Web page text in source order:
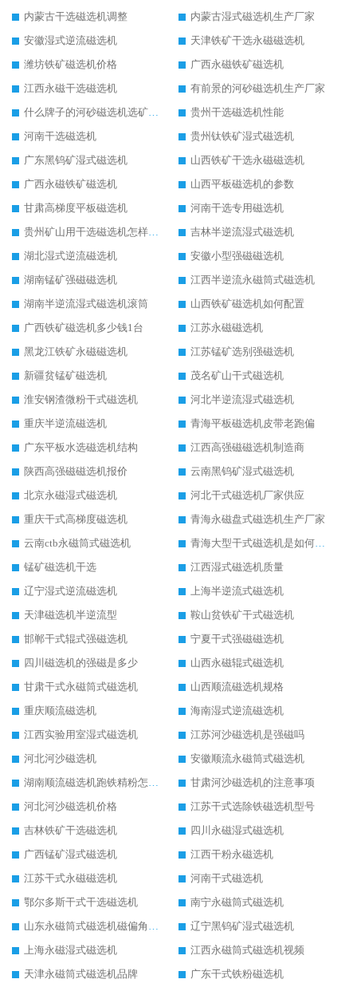
内蒙古干选磁选机调整
内蒙古湿式磁选机生产厂家
安徽湿式逆流磁选机
天津铁矿干选永磁磁选机
潍坊铁矿磁选机价格
广西永磁铁矿磁选机
江西永磁干选磁选机
有前景的河砂磁选机生产厂家
什么牌子的河砂磁选机选矿效果好
贵州干选磁选机性能
河南干选磁选机
贵州钛铁矿湿式磁选机
广东黑钨矿湿式磁选机
山西铁矿干选永磁磁选机
广西永磁铁矿磁选机
山西平板磁选机的参数
甘肃高梯度平板磁选机
河南干选专用磁选机
贵州矿山用干选磁选机怎样调磁
吉林半逆流湿式磁选机
湖北湿式逆流磁选机
安徽小型强磁磁选机
湖南锰矿强磁磁选机
江西半逆流永磁筒式磁选机
湖南半逆流湿式磁选机滚筒
山西铁矿磁选机如何配置
广西铁矿磁选机多少钱1台
江苏永磁磁选机
黑龙江铁矿永磁磁选机
江苏锰矿选别强磁选机
新疆贫锰矿磁选机
茂名矿山干式磁选机
淮安钢渣微粉干式磁选机
河北半逆流湿式磁选机
重庆半逆流磁选机
青海平板磁选机皮带老跑偏
广东平板水选磁选机结构
江西高强磁磁选机制造商
陕西高强磁磁选机报价
云南黑钨矿湿式磁选机
北京永磁湿式磁选机
河北干式磁选机厂家供应
重庆干式高梯度磁选机
青海永磁盘式磁选机生产厂家
云南ctb永磁筒式磁选机
青海大型干式磁选机是如何选矿的
锰矿磁选机干选
江西湿式磁选机质量
辽宁湿式逆流磁选机
上海半逆流式磁选机
天津磁选机半逆流型
鞍山贫铁矿干式磁选机
邯郸干式辊式强磁选机
宁夏干式强磁磁选机
四川磁选机的强磁是多少
山西永磁辊式磁选机
甘肃干式永磁筒式磁选机
山西顺流磁选机规格
重庆顺流磁选机
海南湿式逆流磁选机
江西实验用室湿式磁选机
江苏河沙磁选机是强磁吗
河北河沙磁选机
安徽顺流永磁筒式磁选机
湖南顺流磁选机跑铁精粉怎么处理
甘肃河沙磁选机的注意事项
河北河沙磁选机价格
江苏干式选除铁磁选机型号
吉林铁矿干选磁选机
四川永磁湿式磁选机
广西锰矿湿式磁选机
江西干粉永磁选机
江苏干式永磁磁选机
河南干式磁选机
鄂尔多斯干式干选磁选机
南宁永磁筒式磁选机
山东永磁筒式磁选机磁偏角怎么调整
辽宁黑钨矿湿式磁选机
上海永磁湿式磁选机
江西永磁筒式磁选机视频
天津永磁筒式磁选机品牌
广东干式铁粉磁选机